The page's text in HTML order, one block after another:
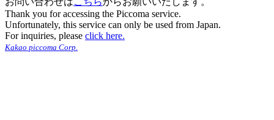
Thank you for accessing the Piccoma service.
Unfortunately, this service can only be used from Japan.
For inquiries, please click here.
Kakao piccoma Corp.